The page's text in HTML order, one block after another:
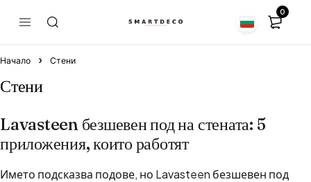
0
Начало Стени
Стени
Lavasteen безшевен под на стената: 5
приложения, които работят
Името подсказва подове, но Lavasteen безшевен под